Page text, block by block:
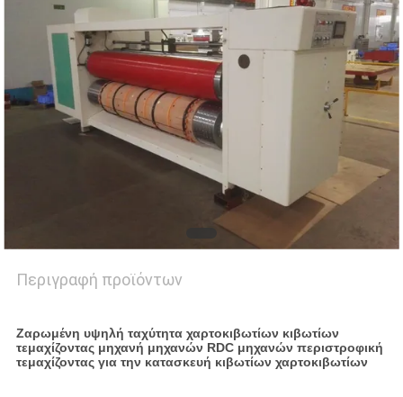
POLICY
Περιγραφή προϊόντων
Ζαρωμένη υψηλή ταχύτητα χαρτοκιβωτίων κιβωτίων
τεμαχίζοντας μηχανή μηχανών RDC μηχανών περιστροφική
τεμαχίζοντας για την κατασκευή κιβωτίων χαρτοκιβωτίων